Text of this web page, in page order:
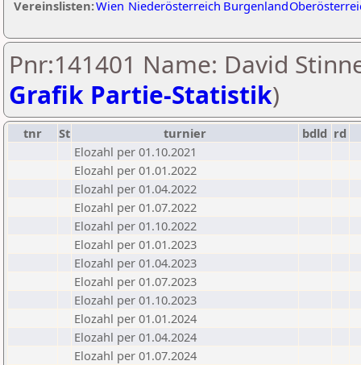
Vereinslisten:Wien Niederösterreich Burgenland
Pnr:141401 Name: David
Grafik Partie-Statistik)
tnr St turnier bdld rd
Elozahl per 01.10.2021
Elozahl per 01.01.2022
Elozahl per 01.04.2022
Elozahl per 01.07.2022
Elozahl per 01.10.2022
Elozahl per 01.01.2023
Elozahl per 01.04.2023
Elozahl per 01.07.2023
Elozahl per 01.10.2023
Elozahl per 01.01.2024
Elozahl per 01.04.2024
Elozahl per 01.07.2024